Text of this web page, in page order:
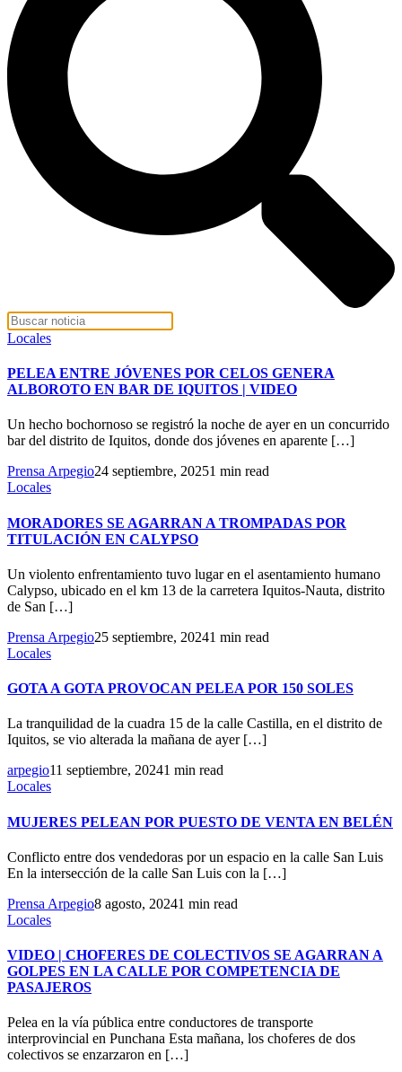
Locales
PELEA ENTRE JÓVENES POR CELOS GENERA
ALBOROTO EN BAR DE IQUITOS | VIDEO
Un hecho bochornoso se registró la noche de ayer en un concurrido
bar del distrito de Iquitos, donde dos jóvenes en aparente […]
Prensa Arpegio24 septiembre, 20251 min read
Locales
MORADORES SE AGARRAN A TROMPADAS POR
TITULACIÓN EN CALYPSO
Un violento enfrentamiento tuvo lugar en el asentamiento humano
Calypso, ubicado en el km 13 de la carretera Iquitos-Nauta, distrito
de San […]
Prensa Arpegio25 septiembre, 20241 min read
Locales
GOTA A GOTA PROVOCAN PELEA POR 150 SOLES
La tranquilidad de la cuadra 15 de la calle Castilla, en el distrito de
Iquitos, se vio alterada la mañana de ayer […]
arpegio11 septiembre, 20241 min read
Locales
MUJERES PELEAN POR PUESTO DE VENTA EN BELÉN
Conflicto entre dos vendedoras por un espacio en la calle San Luis
En la intersección de la calle San Luis con la […]
Prensa Arpegio8 agosto, 20241 min read
Locales
VIDEO | CHOFERES DE COLECTIVOS SE AGARRAN A
GOLPES EN LA CALLE POR COMPETENCIA DE
PASAJEROS
Pelea en la vía pública entre conductores de transporte
interprovincial en Punchana Esta mañana, los choferes de dos
colectivos se enzarzaron en […]